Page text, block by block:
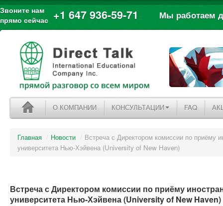
Звоните нам
прямо сейчас +1 647 936-59-71 Мы работаем
О КОМПАНИИ КОНСУЛЬТАЦИИ FAQ
Главная / Новости / Встреча с Директором комиссии по приёму
университета Нью-Хэйвена (University of New Haven)
Встреча с Директором комиссии по приёму
университета Нью-Хэйвена (University of New Haven)